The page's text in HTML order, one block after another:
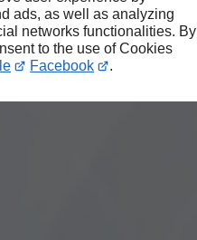
ads, as well as analyzing
networks functionalities. By
to the use of Cookies
Facebook .